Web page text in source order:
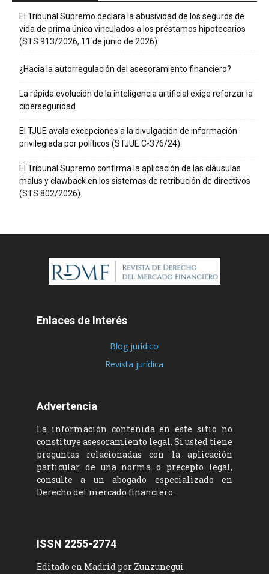
El Tribunal Supremo declara la abusividad de los seguros de
vida de prima única vinculados a los préstamos hipotecarios
(STS 913/2026, 11 de junio de 2026)
¿Hacia la autorregulación del asesoramiento financiero?
La rápida evolución de la inteligencia artificial exige reforzar la
ciberseguridad
El TJUE avala excepciones a la divulgación de información
privilegiada por políticos (STJUE C-376/24).
El Tribunal Supremo confirma la aplicación de las cláusulas
malus y clawback en los sistemas de retribución de directivos
(STS 802/2026).
Enlaces de Interés
Blog jurídico
Revista jurídica
Advertencia
La información contenida en este sitio no
constituye asesoramiento legal. Si usted tiene
preguntas relacionadas con la aplicación
particular de una norma o precepto legal,
consulte a un abogado especializado en
Derecho del mercado financiero.
ISSN 2255-2774
Editado en Madrid por Zunzunegui